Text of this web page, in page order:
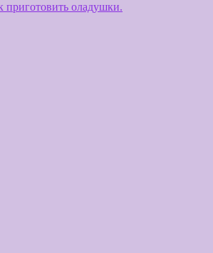
приготовить оладушки.